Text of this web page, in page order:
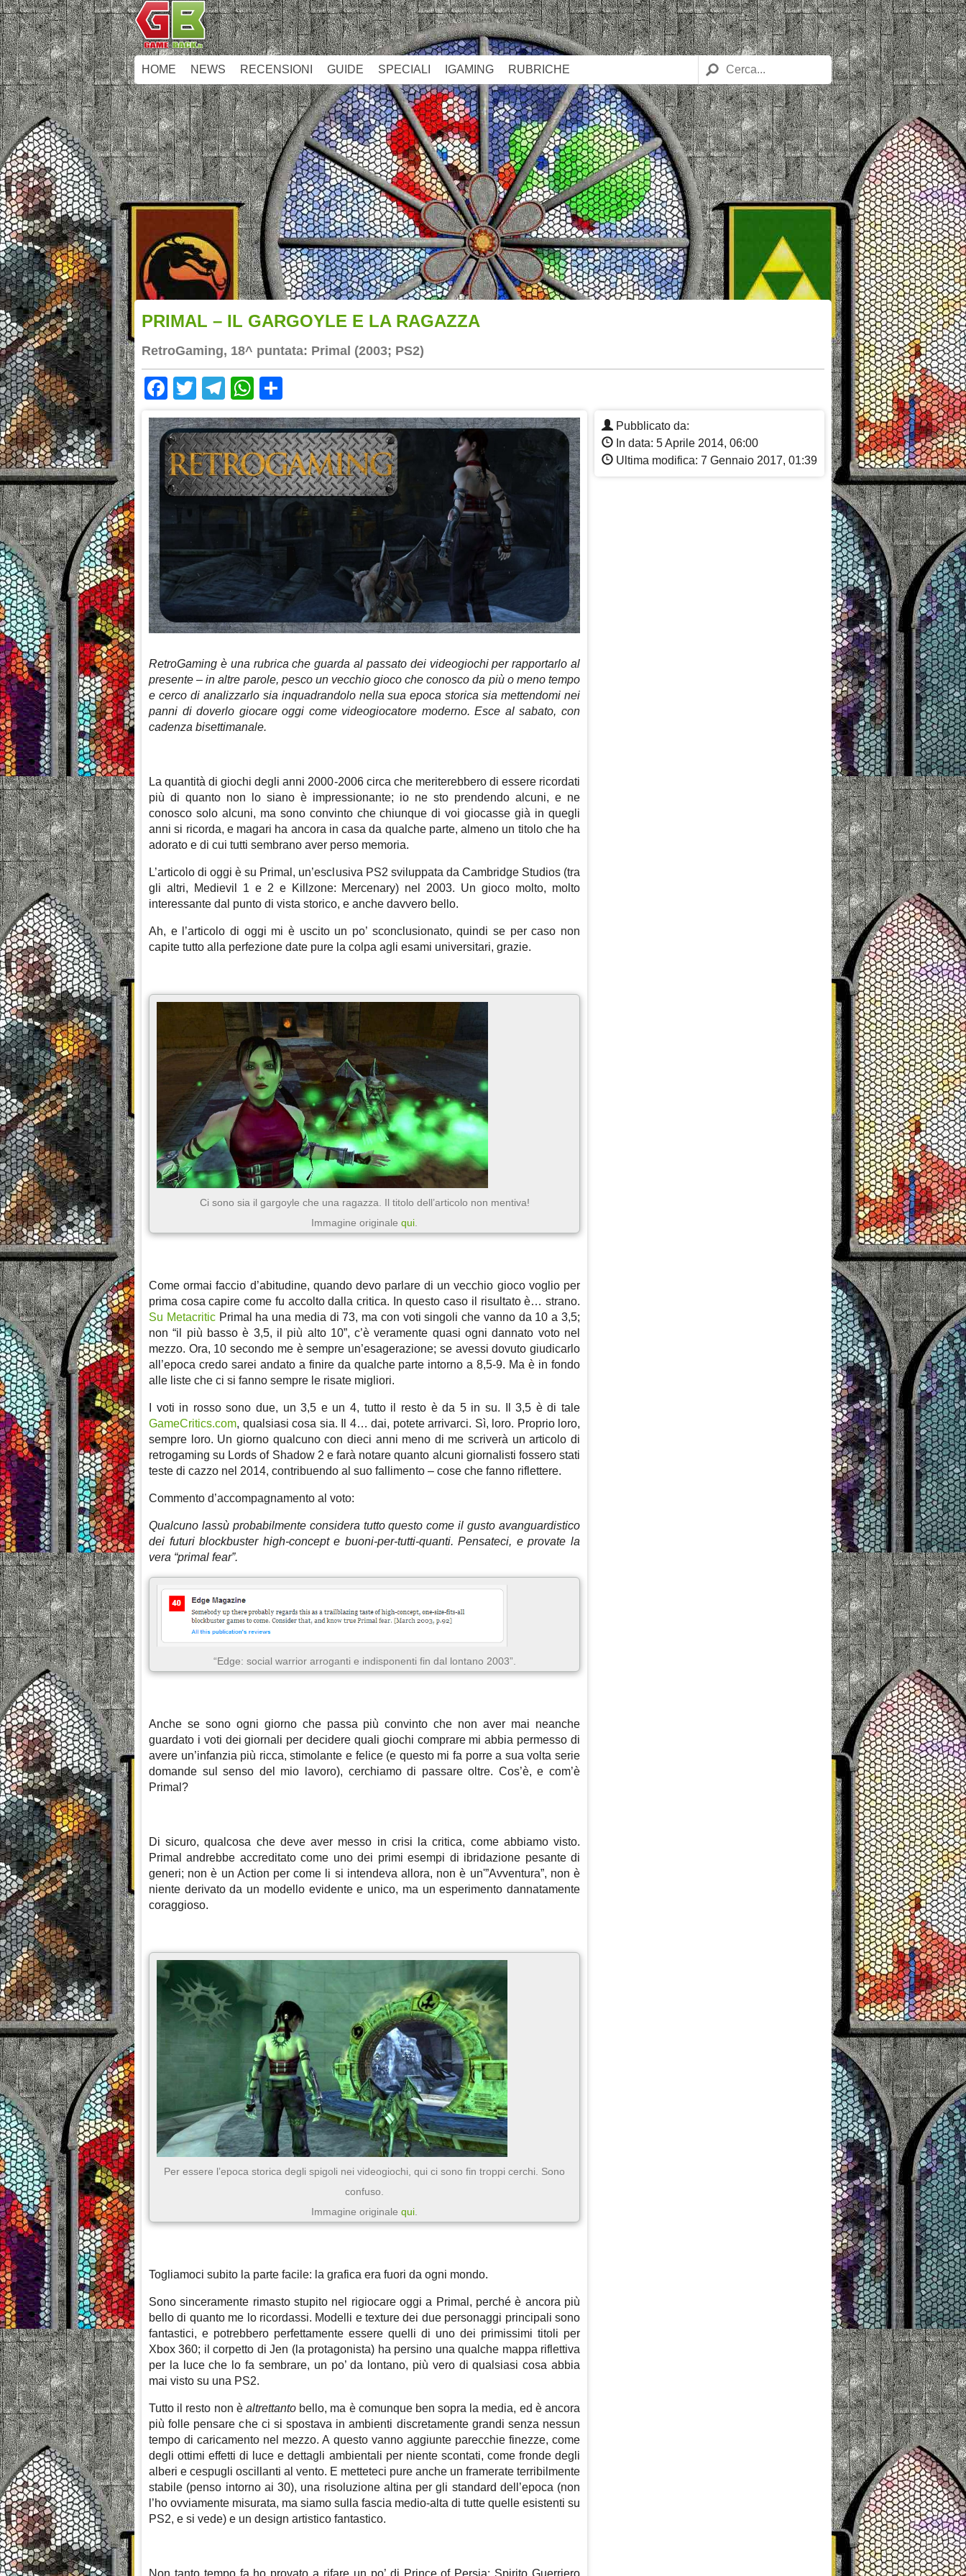
HOME NEWS RECENSIONI GUIDE SPECIALI IGAMING RUBRICHE
PRIMAL – IL GARGOYLE E LA RAGAZZA
RetroGaming, 18^ puntata: Primal (2003; PS2)
Facebook
TwitterTelegram
WhatsApp
Pubblicato da:
In data: 5 Aprile 2014, 06:00
Ultima modifica: 7 Gennaio 2017, 01:39
RetroGaming è una rubrica che guarda al passato dei videogiochi per rapportarlo al
presente – in altre parole, pesco un vecchio gioco che conosco da più o meno tempo
e cerco di analizzarlo sia inquadrandolo nella sua epoca storica sia mettendomi nei
panni di doverlo giocare oggi come videogiocatore moderno. Esce al sabato, con
cadenza bisettimanale.
La quantità di giochi degli anni 2000-2006 circa che meriterebbero di essere ricordati
più di quanto non lo siano è impressionante; io ne sto prendendo alcuni, e ne
conosco solo alcuni, ma sono convinto che chiunque di voi giocasse già in quegli
anni si ricorda, e magari ha ancora in casa da qualche parte, almeno un titolo che ha
adorato e di cui tutti sembrano aver perso memoria.
L’articolo di oggi è su Primal, un’esclusiva PS2 sviluppata da Cambridge Studios (tra
gli altri, Medievil 1 e 2 e Killzone: Mercenary) nel 2003. Un gioco molto, molto
interessante dal punto di vista storico, e anche davvero bello.
Ah, e l’articolo di oggi mi è uscito un po’ sconclusionato, quindi se per caso non
capite tutto alla perfezione date pure la colpa agli esami universitari, grazie.
Ci sono sia il gargoyle che una ragazza. Il titolo dell’articolo non mentiva!
Immagine originale qui
Come ormai faccio d’abitudine, quando devo parlare di un vecchio gioco voglio per
prima cosa capire come fu accolto dalla critica. In questo caso il risultato è… strano.
Su MetacriticPrimal ha una media di 73, ma con voti singoli che vanno da 10 a 3,5;
non “il più basso è 3,5, il più alto 10”, c’è veramente quasi ogni dannato voto nel
mezzo. Ora, 10 secondo me è sempre un’esagerazione; se avessi dovuto giudicarlo
all’epoca credo sarei andato a finire da qualche parte intorno a 8,5-9. Ma è in fondo
alle liste che ci si fanno sempre le risate migliori.
I voti in rosso sono due, un 3,5 e un 4, tutto il resto è da 5 in su. Il 3,5 è di tale
GameCritics.com, qualsiasi cosa sia. Il 4… dai, potete arrivarci. Sì, loro. Proprio loro,
sempre loro. Un giorno qualcuno con dieci anni meno di me scriverà un articolo di
retrogaming su Lords of Shadow 2 e farà notare quanto alcuni giornalisti fossero stati
teste di cazzo nel 2014, contribuendo al suo fallimento – cose che fanno riflettere.
Commento d’accompagnamento al voto:
Qualcuno lassù probabilmente considera tutto questo come il gusto avanguardistico
dei futuri blockbuster high-concept e buoni-per-tutti-quanti. Pensateci, e provate la
vera “primal fear”.
“Edge: social warrior arroganti e indisponenti fin dal lontano 2003”.
Anche se sono ogni giorno che passa più convinto che non aver mai neanche
guardato i voti dei giornali per decidere quali giochi comprare mi abbia permesso di
avere un’infanzia più ricca, stimolante e felice (e questo mi fa porre a sua volta serie
domande sul senso del mio lavoro), cerchiamo di passare oltre. Cos’è, e com’è
Primal?
Di sicuro, qualcosa che deve aver messo in crisi la critica, come abbiamo visto.
Primal andrebbe accreditato come uno dei primi esempi di ibridazione pesante di
generi; non è un Action per come li si intendeva allora, non è un'”Avventura”, non è
niente derivato da un modello evidente e unico, ma un esperimento dannatamente
coraggioso.
Per essere l’epoca storica degli spigoli nei videogiochi, qui ci sono fin troppi cerchi. Sono
confuso.
Immagine originale qui.
Togliamoci subito la parte facile: la grafica era fuori da ogni mondo.
Sono sinceramente rimasto stupito nel rigiocare oggi a Primal, perché è ancora più
bello di quanto me lo ricordassi. Modelli e texture dei due personaggi principali sono
fantastici, e potrebbero perfettamente essere quelli di uno dei primissimi titoli per
Xbox 360; il corpetto di Jen (la protagonista) ha persino una qualche mappa riflettiva
per la luce che lo fa sembrare, un po’ da lontano, più vero di qualsiasi cosa abbia
mai visto su una PS2.
Tutto il resto non è altrettantobello, ma è comunque ben sopra la media, ed è ancora
più folle pensare che ci si spostava in ambienti discretamente grandi senza nessun
tempo di caricamento nel mezzo. A questo vanno aggiunte parecchie finezze, come
degli ottimi effetti di luce e dettagli ambientali per niente scontati, come fronde degli
alberi e cespugli oscillanti al vento. E metteteci pure anche un framerate terribilmente
stabile (penso intorno ai 30), una risoluzione altina per gli standard dell’epoca (non
l’ho ovviamente misurata, ma siamo sulla fascia medio-alta di tutte quelle esistenti su
PS2, e si vede) e un design artistico fantastico.